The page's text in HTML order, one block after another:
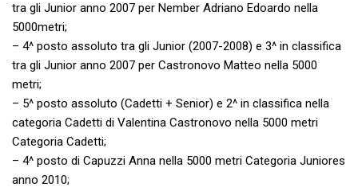
tra gli Junior anno 2007 per Nember Adriano Edoardo nella
5000metri;
– 4^ posto assoluto tra gli Junior (2007-2008) e 3^ in classifica
tra gli Junior anno 2007 per Castronovo Matteo nella 5000
metri;
– 5^ posto assoluto (Cadetti + Senior) e 2^ in classifica nella
categoria Cadetti di Valentina Castronovo nella 5000 metri
Categoria Cadetti;
– 4^ posto di Capuzzi Anna nella 5000 metri Categoria Juniores
anno 2010;